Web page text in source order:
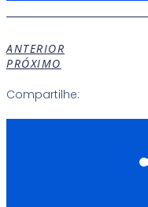
ANTERIOR
PRÓXIMO
Compartilhe: